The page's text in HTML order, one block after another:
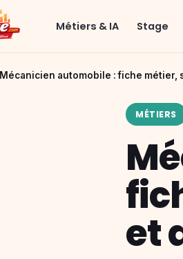
Métiers & IA Stage
Mécanicien automobile : fiche métier,
MÉTIERS
et